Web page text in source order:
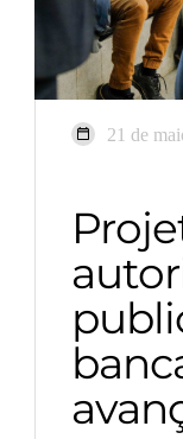
21 de